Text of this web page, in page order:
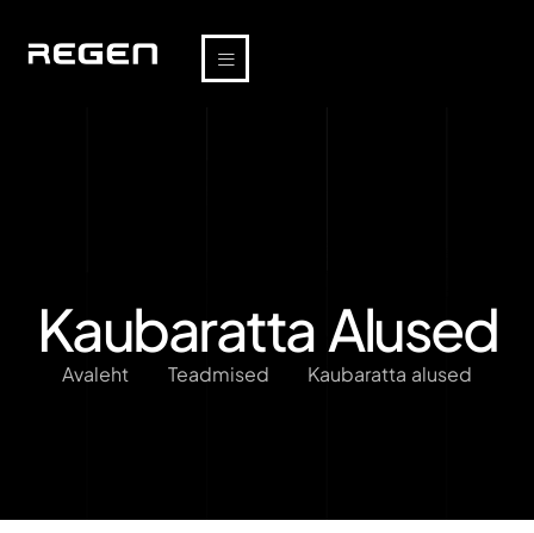
Kaubaratta Alused
Avaleht Teadmised Kaubaratta alused